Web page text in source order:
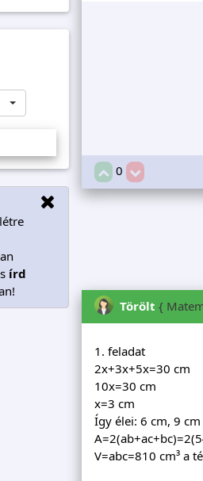
írd
0
Törölt {
1. feladat
2x+3x+5x=30 cm
10x=30 cm
x=3 cm
Így élei: 6 cm, 9
V=abc=810 cm³ a